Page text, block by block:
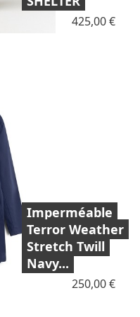
Prix
425,00 €
Imperméable
Terror Weather
Stretch Twill
Navy...
Prix
250,00 €